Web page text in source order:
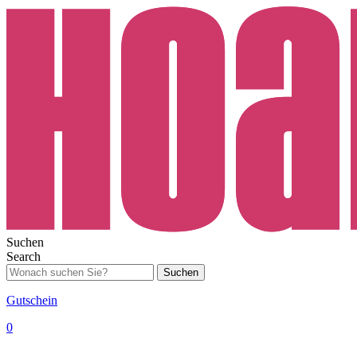
Suchen
Search
Suchen
Gutschein
0